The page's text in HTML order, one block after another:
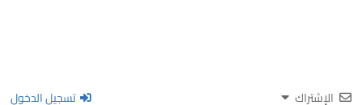
الإشتراك تسجيل الدخول